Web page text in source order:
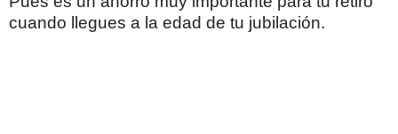
cuando llegues a la edad de tu jubilación.